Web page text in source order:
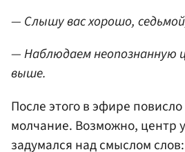
— Слышу вас хорошо,
— Наблюдаем неопознанную
выше.
После этого в эфире
молчание. Возможно, центр
задумался над смыслом